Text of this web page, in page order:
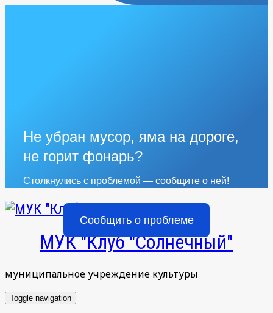
Не убран мусор, яма на дороге,
не горит фонарь?
Столкнулись с проблемой — сообщите о ней!
Сообщить о проблеме
МУК "Клуб "Солнечный"
муниципальное учреждение культуры
Toggle navigation